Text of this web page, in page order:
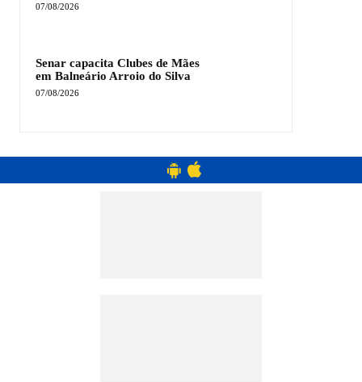
07/08/2026
Senar capacita Clubes de Mães
em Balneário Arroio do Silva
07/08/2026